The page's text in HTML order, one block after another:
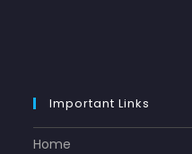
Important Links
Home